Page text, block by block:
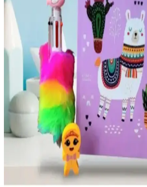
2025'in en fonksiyonel süresiz planlayıcısı
hayatınızı organize edin. Hemen keşfedin!
2025'te Mabbels Harry Potter
Hayatınıza Büyü Katın
Mabbels Harry Potter Ajanda ile günlük
getirin. Kaliteli ve pratik bu ajandayı hemen
Manyetik Yapışkanlı Aylık
Pratik ve Estetik Çözüm
85x56 cm ölçülerinde, manyetik yapışkanlı,
kolay montajlı aylık planlayıcı takvim ile
düzenleyin.
Dünya Magnet Çocuklar İçin
Yazı Tahtası Yenilikçi ve Eğlenceli